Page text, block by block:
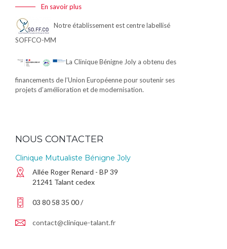
En savoir plus
Notre établissement est centre labellisé
SOFFCO-MM
La Clinique Bénigne Joly a obtenu des
financements de l’Union Européenne pour soutenir ses
projets d’amélioration et de modernisation.
NOUS CONTACTER
Clinique Mutualiste Bénigne Joly
Allée Roger Renard - BP 39
21241 Talant cedex
03 80 58 35 00 /
contact@clinique-talant.fr